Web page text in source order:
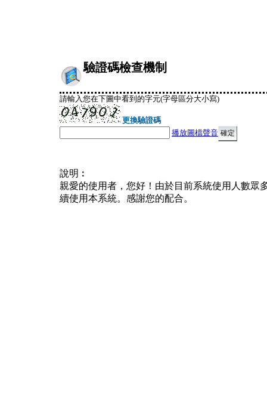
驗證碼檢查機制
請輸入您在下圖中看到的字元(字母區分大小寫)
更換驗證碼
播放圖檔聲音
說明︰
親愛的使用者，您好！由於目前系統使用人數眾
續使用本系統。感謝您的配合。